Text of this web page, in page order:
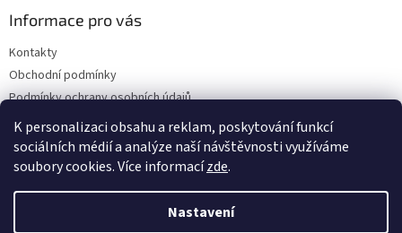
K personalizaci obsahu a reklam, poskytování funkcí
sociálních médií a analýze naší návštěvnosti využíváme
soubory cookies. Více informacízde.
Nastavení
Informace pro vás
Kontakty
Obchodní podmínky
Podmínky ochrany osobních údajů
Dodací a platební podmínky